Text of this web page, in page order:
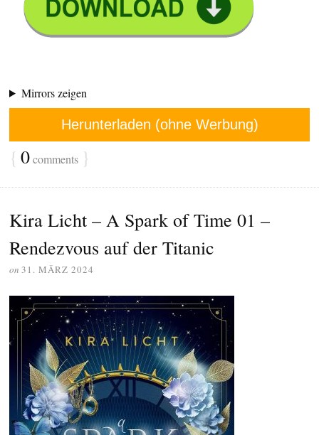
Mirrors zeigen
Herunterladen (ohne Werbung)
{ 0comments }
Kira Licht – A Spark of Time 01 –
Rendezvous auf der Titanic
on 31. MÄRZ 2024